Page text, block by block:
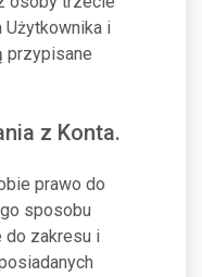
Użytkownika i
przypisane
z Konta.
prawo do
sposobu
do zakresu i